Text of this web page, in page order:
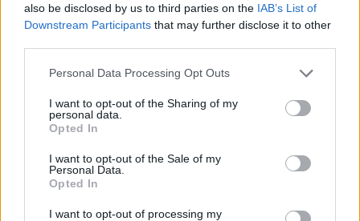
also be disclosed by us to third parties on the IAB’s List of
Downstream Participants that may further disclose it to other
Please note that this website/app uses one or more Google
not limited to your visit or usage behaviour. You may click to
grant or deny consent to Google and its third-party tags to
use your data for below specified purposes in below Google
consent section.
Personal Data Processing Opt Outs
I want to opt-out of the Sharing of my
personal data.
Opted In
I want to opt-out of the Sale of my
Personal Data.
Opted In
I want to opt-out of processing my
produttiva, ricerca applicata e domanda industriale.
Cybersecurity: una sfida critica
rivolte all’Italia. La Commissione europea chiede di
migliorare le priorità alla luce dell’evoluzione delle
minacce, costruendo capacità sia nelle imprese sia
nelle amministrazioni pubbliche.
L’aumento della superficie d’attacco rende